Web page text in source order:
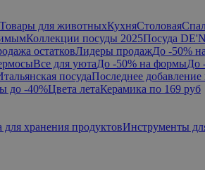
Товары для животныхКухняСтоловая
Коллекции посуды 2025Посуда
остатковЛидеры продажДо -50%
Все для уютаДо -50% на формыДо
посудаПоследнее добавление
до -40%Цвета летаКерамика по 169 руб
для хранения продуктовИнструменты